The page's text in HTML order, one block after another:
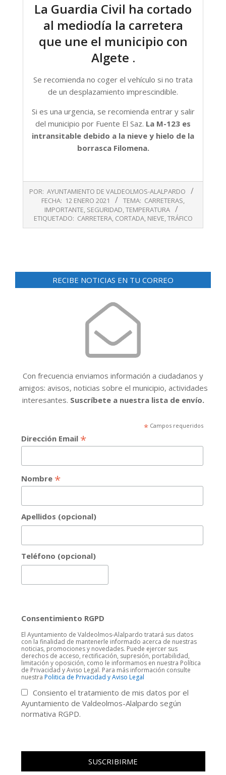
La Guardia Civil ha cortado
al mediodía la carretera
que une el municipio con
Algete .
Se recomienda no coger el vehículo si no trata
de un desplazamiento imprescindible.
Si es una urgencia, se recomienda entrar y salir
del municipio por Fuente El Saz. La M-123 es
intransitable debido a la nieve y hielo de la
borrasca Filomena.
01-
POR: AYUNTAMIENTO DE VALDEOLMOS-ALALPARDO
FECHA: 12 ENERO 2021 TEMA: CARRETERAS,
IMPORTANTE, SEGURIDAD,TEMPERATURA
ETIQUETADO: CARRETERA, CORTADA, NIEVE,TRÁFICO
RECIBE NOTICIAS EN TU CORREO
Con frecuencia enviamos información a ciudadanos y
amigos: avisos, noticias sobre el municipio, actividades
interesantes. Suscríbete a nuestra lista de envío.
*Campos requeridos
Dirección Email *
Nombre *
Apellidos (opcional)
Teléfono (opcional)
Consentimiento RGPD
El Ayuntamiento de Valdeolmos-Alalpardo tratará sus datos
con la finalidad de mantenerle informado acerca de nuestras
noticias, promociones y novedades. Puede ejercer sus
derechos de acceso, rectificación, supresión, portabilidad,
limitación y oposición, como le informamos en nuestra Política
de Privacidad y Aviso Legal. Para más información consulte
nuestra Politica de Privacidad y Aviso Legal
Consiento el tratamiento de mis datos por el
Ayuntamiento de Valdeolmos-Alalpardo según
normativa RGPD.